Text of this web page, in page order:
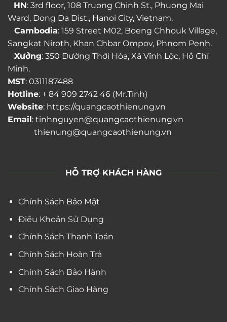
HN: 3rd floor, 108 Truong Chinh St., Phuong Mai
Ward, Dong Da Dist., Hanoi City, Vietnam.
Cambodia: 159 Street M02, Boeng Chhouk Village,
Sangkat Niroth, Khan Chbar Ompov, Phnom Penh.
Xưởng: 350 Đường Thới Hòa, Xã Vĩnh Lộc, Hồ Chí
Minh.
MST: 0311187488
Hotline: + 84 909 2742 46 (Mr.Tinh)
Website: https://quangcaothienung.vn
Email: tinhnguyen@quangcaothienung.vn
thienung@quangcaothienung.vn
HỖ TRỢ KHÁCH HÀNG
Chính Sách Bảo Mật
Điều Khoản Sử Dụng
Chính Sách Thanh Toán
Chính Sách Hoàn Trả
Chính Sách Bảo Hành
Chính Sách Giao Hàng